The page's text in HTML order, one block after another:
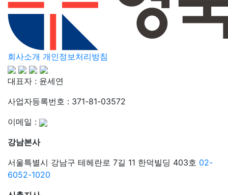
회사소개 개인정보처리방침
대표자 : 윤세연
사업자등록번호 : 371-81-03572
이메일 :
강남본사
서울특별시 강남구 테헤란로 7길 11 한덕빌딩 403호 02-
6052-1020